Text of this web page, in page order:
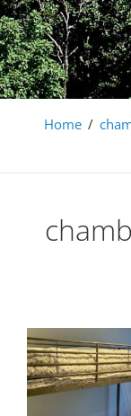
S'évader en
Home /